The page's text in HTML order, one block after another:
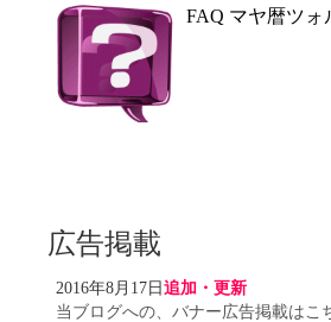
FAQ マヤ暦ツォ
広告掲載
2016年8月17日 追加・更新
当ブログへの、バナー広告掲載はこ